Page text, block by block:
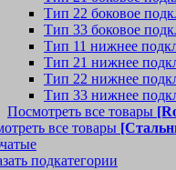
Тип 22 боковое
Тип 33 боковое
Тип 11 нижнее
Тип 21 нижнее
Тип 22 нижнее
Тип 33 нижнее
Посмотреть все товары
все товары
подкатегории